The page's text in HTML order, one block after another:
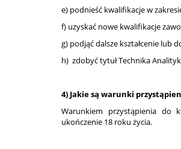
e) podnieść kwalifikacje w
f) uzyskać nowe kwalifikacje
g) podjąć dalsze kształcenie lub
h) zdobyć tytuł Technika
4) Jakie są warunki
Warunkiem przystąpienia do
ukończenie 18 roku życia.